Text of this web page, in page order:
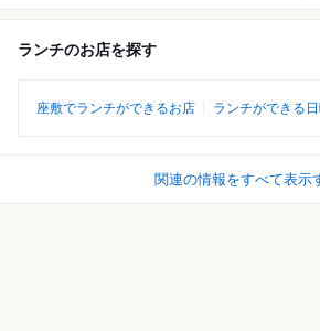
ランチのお店を探す
座敷でランチができるお店 ランチができる
関連の情報をすべて表示